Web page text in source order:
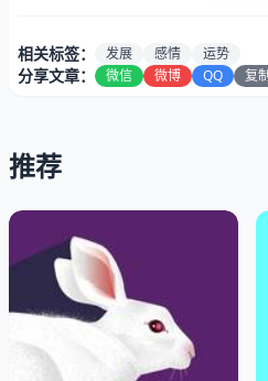
一、属兔人的基本运势
在2023年，属兔人的基本运势
的事业和财运都有所提升，但
心。在感情方面，属兔人需要
相关标签： 发展 感情 运势
分享文章： 微信 微博 QQ 复
推荐